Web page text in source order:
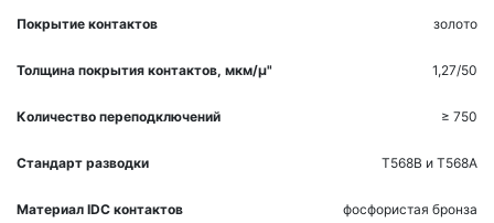
Покрытие контактов золото
Толщина покрытия контактов, мкм/µ" 1,27/50
Количество переподключений ≥ 750
Стандарт разводки T568B и T568A
Материал IDC контактов фосфористая бронза